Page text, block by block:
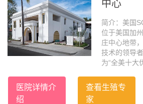
中心
简介：美国
位于美国加
庄中心地带
技术的领导
为“全美十大
被公认为医
龄自卵活产
医院详情介
绍
查看生殖专
家